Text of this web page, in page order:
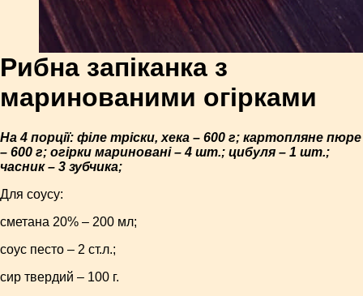
Рибна запіканка з
маринованими огірками
На 4 порції: філе тріски, хека – 600 г; картопляне пюре
– 600 г; огірки мариновані – 4 шт.; цибуля – 1 шт.;
часник – 3 зубчика;
Для соусу:
сметана 20% – 200 мл;
соус песто – 2 ст.л.;
сир твердий – 100 г.